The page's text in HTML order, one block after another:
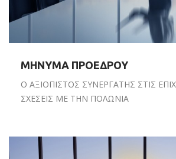
ΜΗΝΥΜΑ ΠΡΟΕΔΡΟΥ
Ο ΑΞΙΟΠΙΣΤΟΣ ΣΥΝΕΡΓΑΤΗΣ ΣΤΙΣ
ΣΧΕΣΕΙΣ ΜΕ ΤΗΝ ΠΟΛΩΝΙΑ